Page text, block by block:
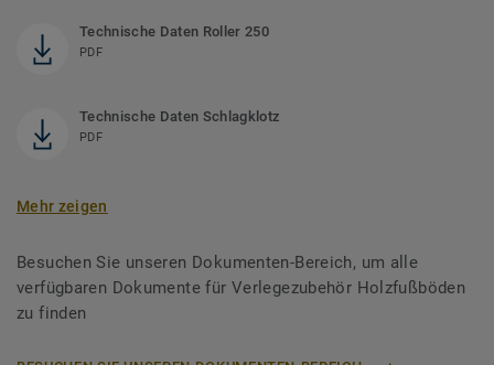
Technische Daten Roller 250
PDF
Technische Daten Schlagklotz
PDF
Mehr zeigen
Besuchen Sie unseren Dokumenten-Bereich, um alle
verfügbaren Dokumente für Verlegezubehör Holzfußböden
zu finden